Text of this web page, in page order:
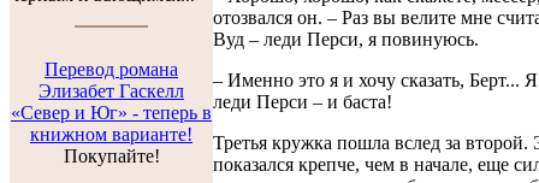
Перевод романа
Элизабет Гаскелл
«Север и Юг» - теперь в
книжном варианте!
Покупайте!
отозвался он. – Раз вы велите мне
Вуд – леди Перси, я повинуюсь.
– Именно это я и хочу сказать, Берт...
леди Перси – и баста!
Третья кружка пошла вслед за второй.
показался крепче, чем в начале, еще